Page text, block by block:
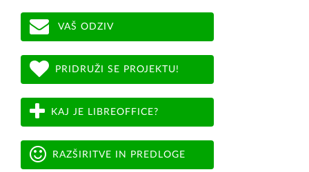
VAŠ ODZIV
PRIDRUŽI SE PROJEKTU!
KAJ JE LIBREOFFICE?
RAZŠIRITVE IN PREDLOGE